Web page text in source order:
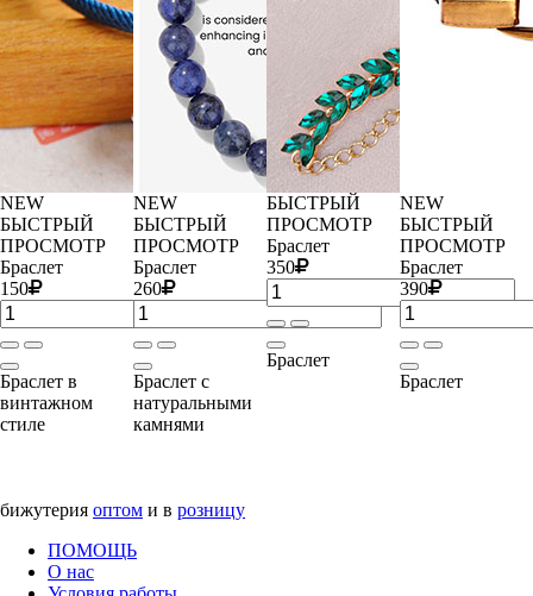
NEW
БЫСТРЫЙ
ПРОСМОТР
Браслет
150
Браслет в
винтажном
стиле
NEW
БЫСТРЫЙ
ПРОСМОТР
Браслет
260
Браслет с
натуральными
камнями
БЫСТРЫЙ
ПРОСМОТР
Браслет
350
Браслет
NEW
БЫСТРЫЙ
ПРОСМОТР
Браслет
390
Браслет
бижутерия оптом и в розницу
ПОМОЩЬ
О нас